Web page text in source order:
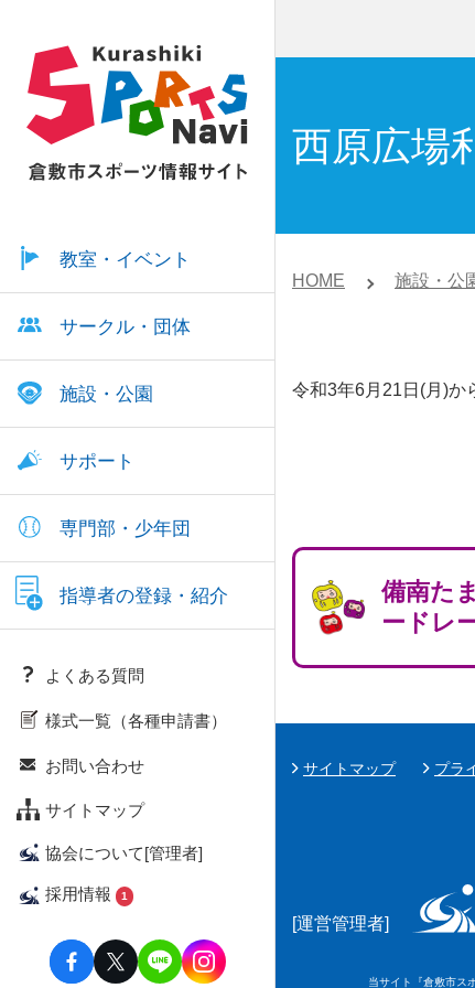
教室・イベント
サークル・団体
施設・公園
サポート
専門部・少年団
指導者の登録・紹介
よくある質問
様式一覧（各種申請書）
お問い合わせ
サイトマップ
協会について[管理者]
採用情報 1
西原広場
HOME 施設・公
令和3年6月21日(月)か
備南た
ードレ
サイトマップ プラ
[運営管理者]
当サイト『倉敷市ス